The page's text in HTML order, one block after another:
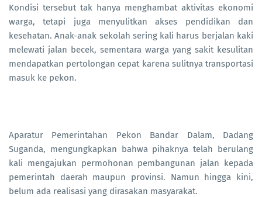
Kondisi tersebut tak hanya menghambat aktivitas ekonomi
warga, tetapi juga menyulitkan akses pendidikan dan
kesehatan. Anak-anak sekolah sering kali harus berjalan kaki
melewati jalan becek, sementara warga yang sakit kesulitan
mendapatkan pertolongan cepat karena sulitnya transportasi
masuk ke pekon.
Aparatur Pemerintahan Pekon Bandar Dalam, Dadang
Suganda, mengungkapkan bahwa pihaknya telah berulang
kali mengajukan permohonan pembangunan jalan kepada
pemerintah daerah maupun provinsi. Namun hingga kini,
belum ada realisasi yang dirasakan masyarakat.